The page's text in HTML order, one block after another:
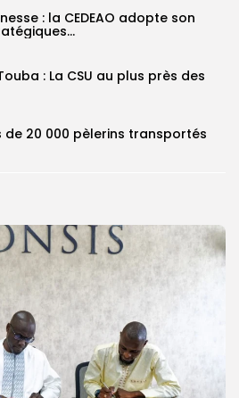
: la CEDEAO adopte son
: La CSU au plus près des
de 20 000 pèlerins transportés